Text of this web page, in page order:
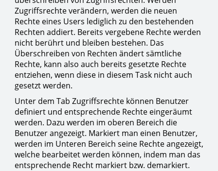
Zugriffsrechte verändern, werden die neuen
Rechte eines Users lediglich zu den bestehenden
Rechten addiert. Bereits vergebene Rechte werden
nicht berührt und bleiben bestehen. Das
Überschreiben von Rechten ändert sämtliche
Rechte, kann also auch bereits gesetzte Rechte
entziehen, wenn diese in diesem Task nicht auch
gesetzt werden.
Unter dem Tab Zugriffsrechte können Benutzer
definiert und entsprechende Rechte eingeräumt
werden. Dazu werden im oberen Bereich die
Benutzer angezeigt. Markiert man einen Benutzer,
werden im Unteren Bereich seine Rechte angezeigt,
welche bearbeitet werden können, indem man das
entsprechende Recht markiert bzw. demarkiert.